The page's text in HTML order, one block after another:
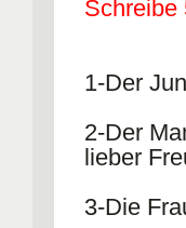
[edit]
Irregular
be
some
infinitive
Schreibe
1-Der
2-Der
lieber
3-Die